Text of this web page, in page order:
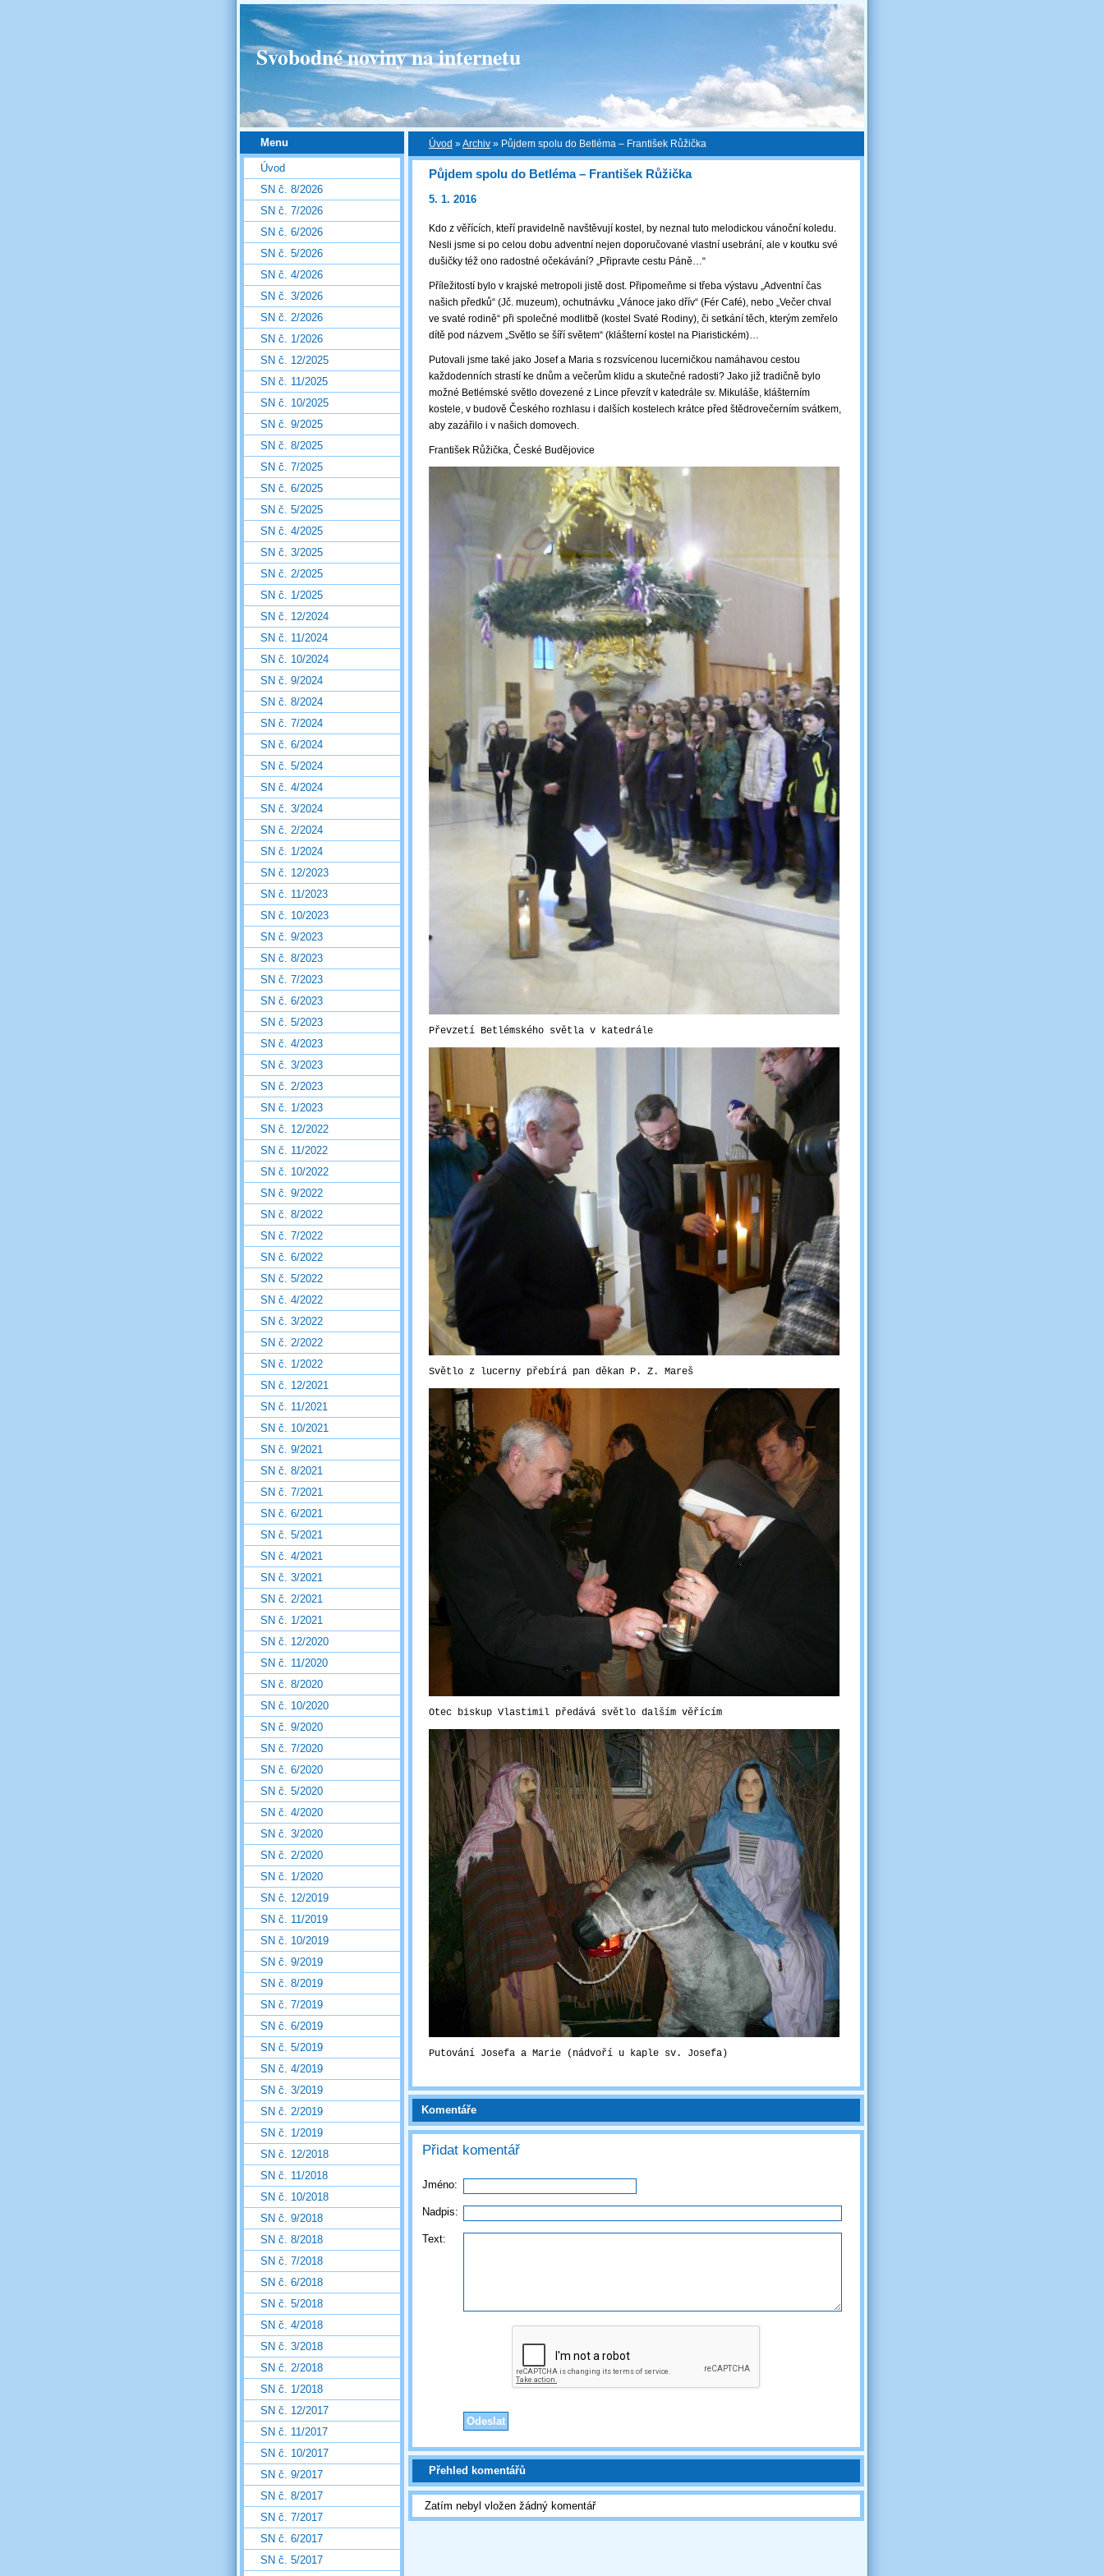
Svobodné noviny na internetu
Úvod »Archiv » Půjdem spolu do Betléma – František Růžička
Půjdem spolu do Betléma – František Růžička
5. 1. 2016
Kdo z věřících, kteří pravidelně navštěvují kostel, by neznal tuto melodickou vánoční koledu.
Nesli jsme si po celou dobu adventní nejen doporučované vlastní usebrání, ale v koutku své
dušičky též ono radostné očekávání? „Připravte cestu Páně…“
Příležitostí bylo v krajské metropoli jistě dost. Připomeňme si třeba výstavu „Adventní čas
našich předků“ (Jč. muzeum), ochutnávku „Vánoce jako dřív“ (Fér Café), nebo „Večer chval
ve svaté rodině“ při společné modlitbě (kostel Svaté Rodiny), či setkání těch, kterým zemřelo
dítě pod názvem „Světlo se šíří světem“ (klášterní kostel na Piaristickém)…
Putovali jsme také jako Josef a Maria s rozsvícenou lucerničkou namáhavou cestou
každodenních strastí ke dnům a večerům klidu a skutečné radosti? Jako již tradičně bylo
možné Betlémské světlo dovezené z Lince převzít v katedrále sv. Mikuláše, klášterním
kostele, v budově Českého rozhlasu i dalších kostelech krátce před štědrovečerním svátkem,
aby zazářilo i v našich domovech.
František Růžička, České Budějovice
Převzetí Betlémského světla v katedrále
Světlo z lucerny přebírá pan děkan P. Z. Mareš
Otec biskup Vlastimil předává světlo dalším věřícím
Putování Josefa a Marie (nádvoří u kaple sv. Josefa)
Komentáře
Přidat komentář
Jméno:
Nadpis:
Text:
Přehled komentářů
Zatím nebyl vložen žádný komentář
Menu
Úvod
SN č. 8/2026
SN č. 7/2026
SN č. 6/2026
SN č. 5/2026
SN č. 4/2026
SN č. 3/2026
SN č. 2/2026
SN č. 1/2026
SN č. 12/2025
SN č. 11/2025
SN č. 10/2025
SN č. 9/2025
SN č. 8/2025
SN č. 7/2025
SN č. 6/2025
SN č. 5/2025
SN č. 4/2025
SN č. 3/2025
SN č. 2/2025
SN č. 1/2025
SN č. 12/2024
SN č. 11/2024
SN č. 10/2024
SN č. 9/2024
SN č. 8/2024
SN č. 7/2024
SN č. 6/2024
SN č. 5/2024
SN č. 4/2024
SN č. 3/2024
SN č. 2/2024
SN č. 1/2024
SN č. 12/2023
SN č. 11/2023
SN č. 10/2023
SN č. 9/2023
SN č. 8/2023
SN č. 7/2023
SN č. 6/2023
SN č. 5/2023
SN č. 4/2023
SN č. 3/2023
SN č. 2/2023
SN č. 1/2023
SN č. 12/2022
SN č. 11/2022
SN č. 10/2022
SN č. 9/2022
SN č. 8/2022
SN č. 7/2022
SN č. 6/2022
SN č. 5/2022
SN č. 4/2022
SN č. 3/2022
SN č. 2/2022
SN č. 1/2022
SN č. 12/2021
SN č. 11/2021
SN č. 10/2021
SN č. 9/2021
SN č. 8/2021
SN č. 7/2021
SN č. 6/2021
SN č. 5/2021
SN č. 4/2021
SN č. 3/2021
SN č. 2/2021
SN č. 1/2021
SN č. 12/2020
SN č. 11/2020
SN č. 8/2020
SN č. 10/2020
SN č. 9/2020
SN č. 7/2020
SN č. 6/2020
SN č. 5/2020
SN č. 4/2020
SN č. 3/2020
SN č. 2/2020
SN č. 1/2020
SN č. 12/2019
SN č. 11/2019
SN č. 10/2019
SN č. 9/2019
SN č. 8/2019
SN č. 7/2019
SN č. 6/2019
SN č. 5/2019
SN č. 4/2019
SN č. 3/2019
SN č. 2/2019
SN č. 1/2019
SN č. 12/2018
SN č. 11/2018
SN č. 10/2018
SN č. 9/2018
SN č. 8/2018
SN č. 7/2018
SN č. 6/2018
SN č. 5/2018
SN č. 4/2018
SN č. 3/2018
SN č. 2/2018
SN č. 1/2018
SN č. 12/2017
SN č. 11/2017
SN č. 10/2017
SN č. 9/2017
SN č. 8/2017
SN č. 7/2017
SN č. 6/2017
SN č. 5/2017